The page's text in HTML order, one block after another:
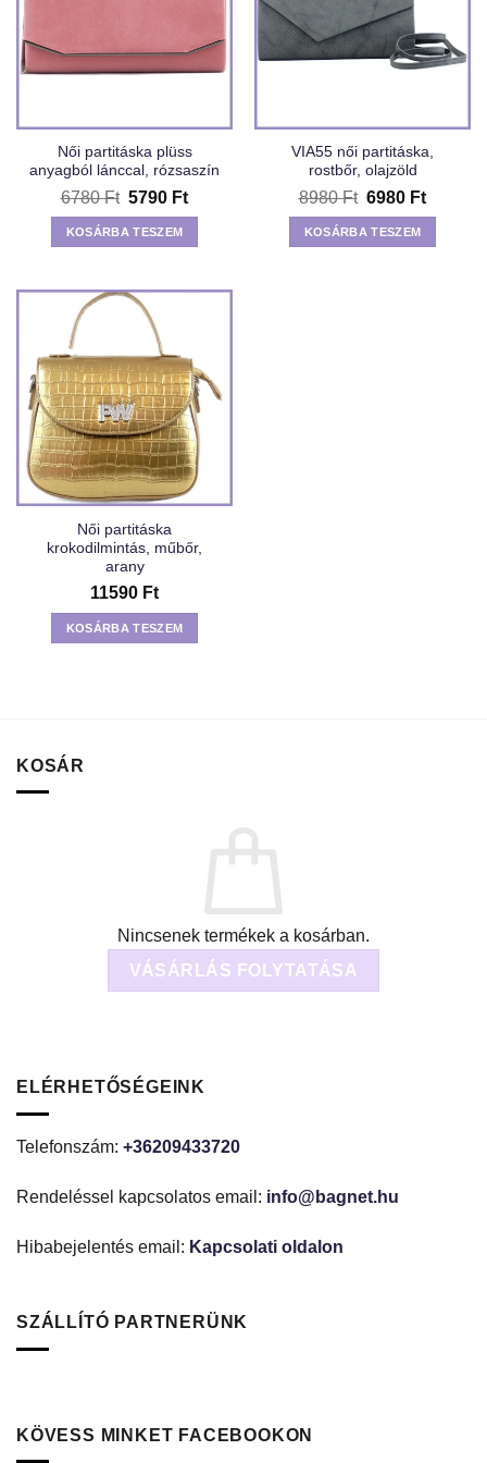
Női partitáska plüss
anyagból lánccal, rózsaszín
6780Ft Original
price
was:
6780 Ft.
5790 FtCurrent
price
5790 Ft.
KOSÁRBA TESZEM
VIA55 női partitáska,
rostbőr, olajzöld
8980Ft Original
price
was:
8980 Ft.
6980 FtCurrent
price
6980
KOSÁRBA TESZEM
Női partitáska
krokodilmintás, műbőr,
arany
11590 Ft
KOSÁRBA TESZEM
KOSÁR
Nincsenek termékek a kosárban.
VÁSÁRLÁS FOLYTATÁSA
ELÉRHETŐSÉGEINK
Telefonszám: +36209433720
Rendeléssel kapcsolatos email: info@bagnet.hu
Hibabejelentés email: Kapcsolati oldalon
SZÁLLÍTÓ PARTNERÜNK
KÖVESS MINKET FACEBOOKON